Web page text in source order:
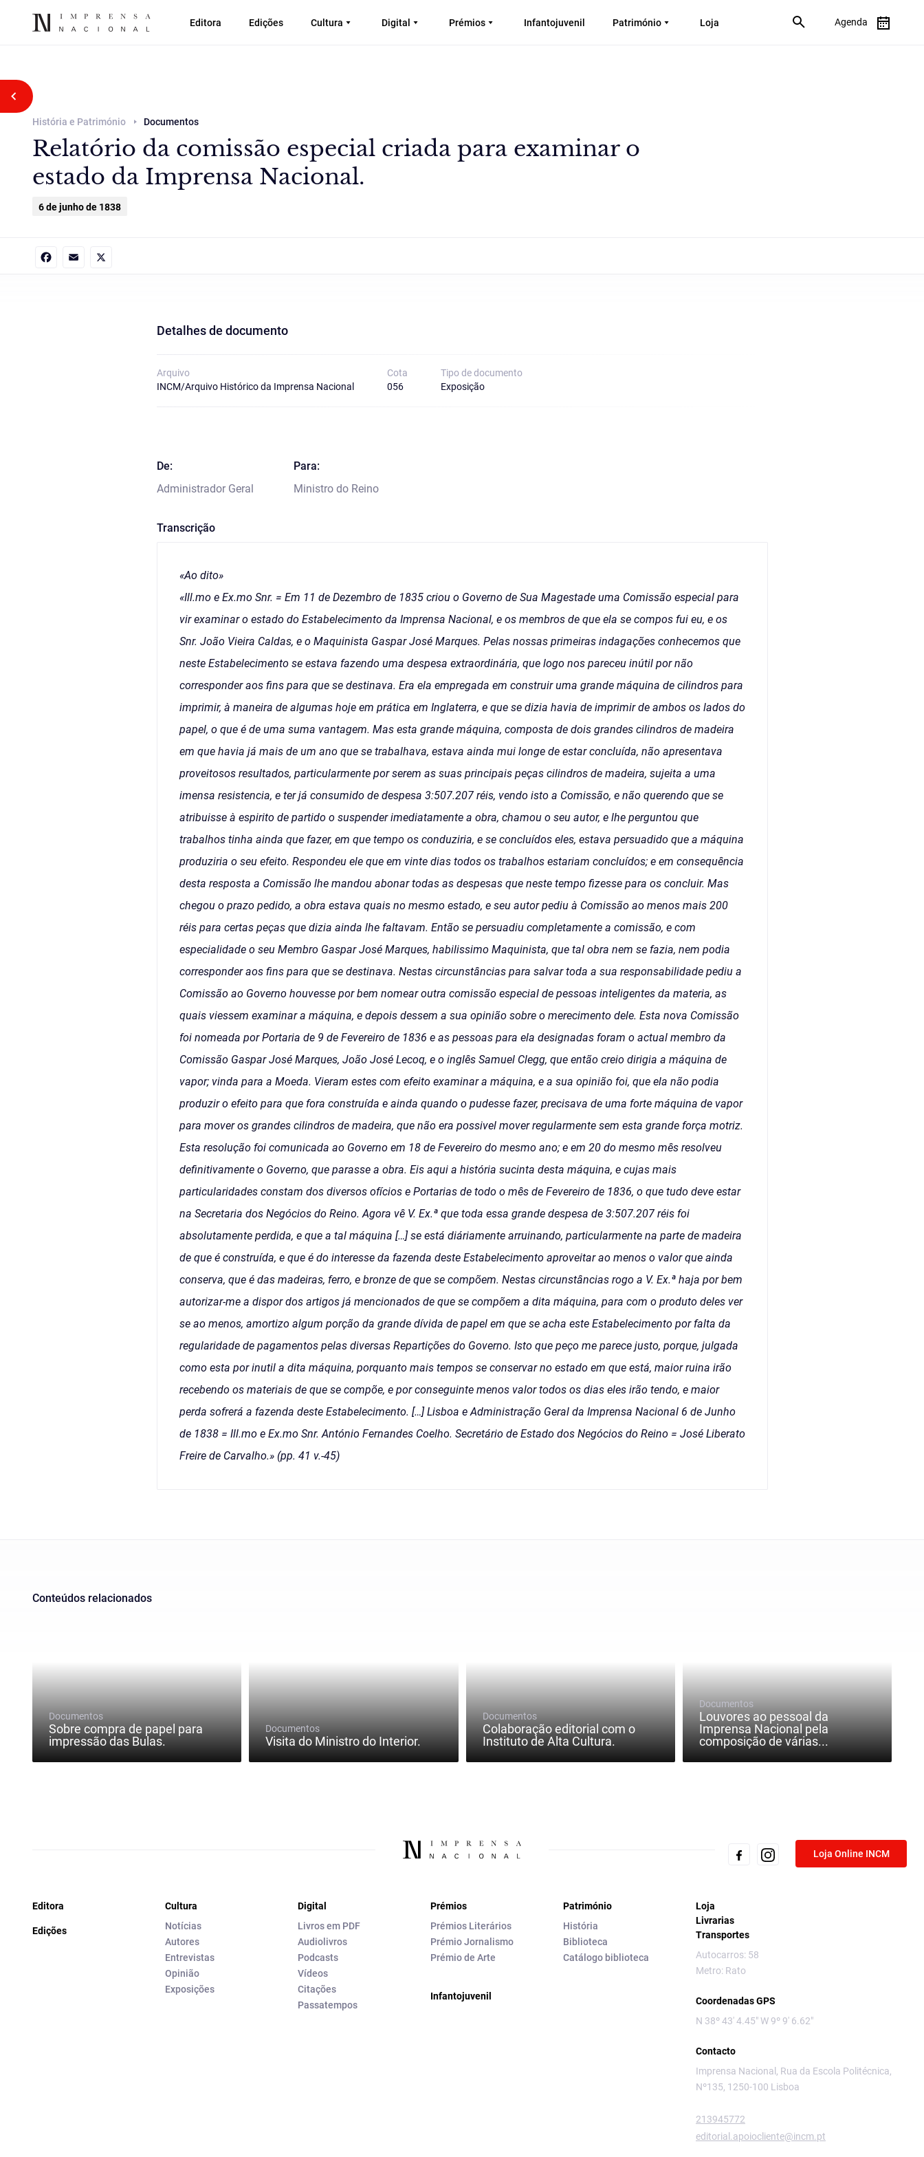
Editora Edições Cultura Digital Prémios Infantojuvenil Património Loja Agenda
Voltar atrás
História e Património Documentos
Relatório da comissão especial criada para examinar o
estado da Imprensa Nacional.
6 de junho de 1838
Detalhes de documento
Arquivo
INCM/Arquivo Histórico da Imprensa Nacional
Cota
056
Tipo de documento
Exposição
De:
Administrador Geral
Para:
Ministro do Reino
Transcrição
«Ao dito»
«Ill.mo e Ex.mo Snr. = Em 11 de Dezembro de 1835 criou o Governo de Sua Magestade uma Comissão especial para
vir examinar o estado do Estabelecimento da Imprensa Nacional, e os membros de que ela se compos fui eu, e os
Snr. João Vieira Caldas, e o Maquinista Gaspar José Marques. Pelas nossas primeiras indagações conhecemos que
neste Estabelecimento se estava fazendo uma despesa extraordinária, que logo nos pareceu inútil por não
corresponder aos fins para que se destinava. Era ela empregada em construir uma grande máquina de cilindros para
imprimir, à maneira de algumas hoje em prática em Inglaterra, e que se dizia havia de imprimir de ambos os lados do
papel, o que é de uma suma vantagem. Mas esta grande máquina, composta de dois grandes cilindros de madeira
em que havia já mais de um ano que se trabalhava, estava ainda mui longe de estar concluída, não apresentava
proveitosos resultados, particularmente por serem as suas principais peças cilindros de madeira, sujeita a uma
imensa resistencia, e ter já consumido de despesa 3:507.207 réis, vendo isto a Comissão, e não querendo que se
atribuisse à espirito de partido o suspender imediatamente a obra, chamou o seu autor, e lhe perguntou que
trabalhos tinha ainda que fazer, em que tempo os conduziria, e se concluídos eles, estava persuadido que a máquina
produziria o seu efeito. Respondeu ele que em vinte dias todos os trabalhos estariam concluídos; e em consequência
desta resposta a Comissão lhe mandou abonar todas as despesas que neste tempo fizesse para os concluir. Mas
chegou o prazo pedido, a obra estava quais no mesmo estado, e seu autor pediu à Comissão ao menos mais 200
réis para certas peças que dizia ainda lhe faltavam. Então se persuadiu completamente a comissão, e com
especialidade o seu Membro Gaspar José Marques, habilissimo Maquinista, que tal obra nem se fazia, nem podia
corresponder aos fins para que se destinava. Nestas circunstâncias para salvar toda a sua responsabilidade pediu a
Comissão ao Governo houvesse por bem nomear outra comissão especial de pessoas inteligentes da materia, as
quais viessem examinar a máquina, e depois dessem a sua opinião sobre o merecimento dele. Esta nova Comissão
foi nomeada por Portaria de 9 de Fevereiro de 1836 e as pessoas para ela designadas foram o actual membro da
Comissão Gaspar José Marques, João José Lecoq, e o inglês Samuel Clegg, que então creio dirigia a máquina de
vapor; vinda para a Moeda. Vieram estes com efeito examinar a máquina, e a sua opinião foi, que ela não podia
produzir o efeito para que fora construída e ainda quando o pudesse fazer, precisava de uma forte máquina de vapor
para mover os grandes cilindros de madeira, que não era possivel mover regularmente sem esta grande força motriz.
Esta resolução foi comunicada ao Governo em 18 de Fevereiro do mesmo ano; e em 20 do mesmo mês resolveu
definitivamente o Governo, que parasse a obra. Eis aqui a história sucinta desta máquina, e cujas mais
particularidades constam dos diversos ofícios e Portarias de todo o mês de Fevereiro de 1836, o que tudo deve estar
na Secretaria dos Negócios do Reino. Agora vê V. Ex.ª que toda essa grande despesa de 3:507.207 réis foi
absolutamente perdida, e que a tal máquina […] se está diáriamente arruinando, particularmente na parte de madeira
de que é construída, e que é do interesse da fazenda deste Estabelecimento aproveitar ao menos o valor que ainda
conserva, que é das madeiras, ferro, e bronze de que se compõem. Nestas circunstâncias rogo a V. Ex.ª haja por bem
autorizar-me a dispor dos artigos já mencionados de que se compõem a dita máquina, para com o produto deles ver
se ao menos, amortizo algum porção da grande dívida de papel em que se acha este Estabelecimento por falta da
regularidade de pagamentos pelas diversas Repartições do Governo. Isto que peço me parece justo, porque, julgada
como esta por inutil a dita máquina, porquanto mais tempos se conservar no estado em que está, maior ruina irão
recebendo os materiais de que se compõe, e por conseguinte menos valor todos os dias eles irão tendo, e maior
perda sofrerá a fazenda deste Estabelecimento. […] Lisboa e Administração Geral da Imprensa Nacional 6 de Junho
de 1838 = Ill.mo e Ex.mo Snr. António Fernandes Coelho. Secretário de Estado dos Negócios do Reino = José Liberato
Freire de Carvalho.» (pp. 41 v.-45)
Conteúdos relacionados
Documentos
Sobre compra de papel para
impressão das Bulas.
Documentos
Visita do Ministro do Interior.
Documentos
Colaboração editorial com o
Instituto de Alta Cultura.
Documentos
Louvores ao pessoal da
Imprensa Nacional pela
composição de várias...
Loja Online INCM
Editora
Edições
Cultura
Notícias
Autores
Entrevistas
Opinião
Exposições
Digital
Livros em PDF
Audiolivros
Podcasts
Vídeos
Citações
Passatempos
Prémios
Prémios Literários
Prémio Jornalismo
Prémio de Arte
Infantojuvenil
Património
História
Biblioteca
Catálogo biblioteca
Loja
Livrarias
Transportes
Autocarros: 58
Metro: Rato
Coordenadas GPS
N 38º 43' 4.45" W 9º 9' 6.62"
Contacto
Imprensa Nacional, Rua da Escola Politécnica,
Nº135, 1250-100 Lisboa
213945772
editorial.apoiocliente@incm.pt